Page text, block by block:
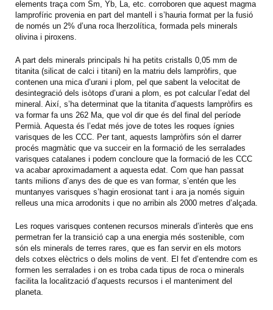
elements traça com Sm, Yb, La, etc. corroboren que aquest magma
lamprofíric provenia en part del mantell i s’hauria format per la fusió
de només un 2% d’una roca lherzolítica, formada pels minerals
olivina i piroxens.
A part dels minerals principals hi ha petits cristalls 0,05 mm de
titanita (silicat de calci i titani) en la matriu dels lampròfirs, que
contenen una mica d’urani i plom, pel que sabent la velocitat de
desintegració dels isòtops d’urani a plom, es pot calcular l’edat del
mineral. Així, s’ha determinat que la titanita d’aquests lampròfirs es
va formar fa uns 262 Ma, que vol dir que és del final del període
Permià. Aquesta és l’edat més jove de totes les roques ígnies
varisques de les CCC. Per tant, aquests lampròfirs són el darrer
procés magmàtic que va succeir en la formació de les serralades
varisques catalanes i podem concloure que la formació de les CCC
va acabar aproximadament a aquesta edat. Com que han passat
tants milions d’anys des de que es van formar, s’entén que les
muntanyes varisques s’hagin erosionat tant i ara ja només siguin
relleus una mica arrodonits i que no arribin als 2000 metres d’alçada.
Les roques varisques contenen recursos minerals d’interès que ens
permetran fer la transició cap a una energia més sostenible, com
són els minerals de terres rares, que es fan servir en els motors
dels cotxes elèctrics o dels molins de vent. El fet d’entendre com es
formen les serralades i on es troba cada tipus de roca o minerals
facilita la localització d’aquests recursos i el manteniment del
planeta.